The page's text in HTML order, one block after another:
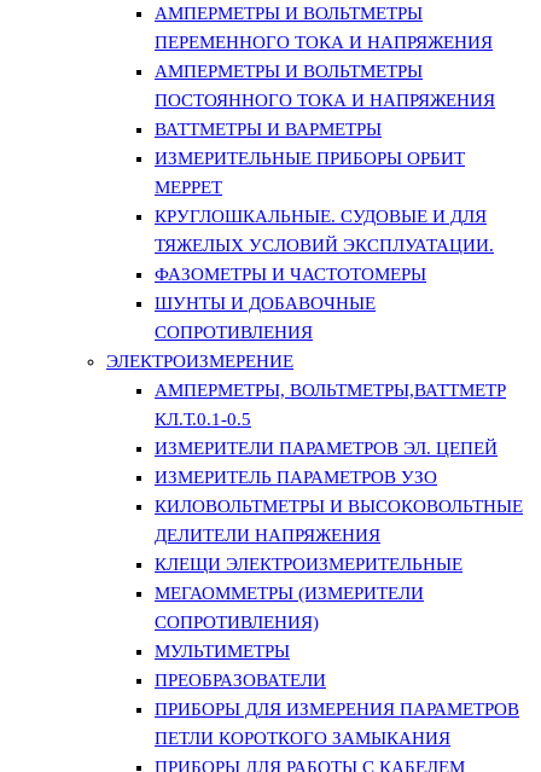
АМПЕРМЕТРЫ И ВОЛЬТМЕТРЫ
ПЕРЕМЕННОГО ТОКА И НАПРЯЖЕНИЯ
АМПЕРМЕТРЫ И ВОЛЬТМЕТРЫ
ПОСТОЯННОГО ТОКА И НАПРЯЖЕНИЯ
ВАТТМЕТРЫ И ВАРМЕТРЫ
ИЗМЕРИТЕЛЬНЫЕ ПРИБОРЫ ОРБИТ
МЕРРЕТ
КРУГЛОШКАЛЬНЫЕ. СУДОВЫЕ И ДЛЯ
ТЯЖЕЛЫХ УСЛОВИЙ ЭКСПЛУАТАЦИИ.
ФАЗОМЕТРЫ И ЧАСТОТОМЕРЫ
ШУНТЫ И ДОБАВОЧНЫЕ
СОПРОТИВЛЕНИЯ
ЭЛЕКТРОИЗМЕРЕНИЕ
АМПЕРМЕТРЫ, ВОЛЬТМЕТРЫ,ВАТТМЕТР
КЛ.Т.0.1-0.5
ИЗМЕРИТЕЛИ ПАРАМЕТРОВ ЭЛ. ЦЕПЕЙ
ИЗМЕРИТЕЛЬ ПАРАМЕТРОВ УЗО
КИЛОВОЛЬТМЕТРЫ И ВЫСОКОВОЛЬТНЫЕ
ДЕЛИТЕЛИ НАПРЯЖЕНИЯ
КЛЕЩИ ЭЛЕКТРОИЗМЕРИТЕЛЬНЫЕ
МЕГАОММЕТРЫ (ИЗМЕРИТЕЛИ
СОПРОТИВЛЕНИЯ)
МУЛЬТИМЕТРЫ
ПРЕОБРАЗОВАТЕЛИ
ПРИБОРЫ ДЛЯ ИЗМЕРЕНИЯ ПАРАМЕТРОВ
ПЕТЛИ КОРОТКОГО ЗАМЫКАНИЯ
ПРИБОРЫ ДЛЯ РАБОТЫ С КАБЕЛЕМ